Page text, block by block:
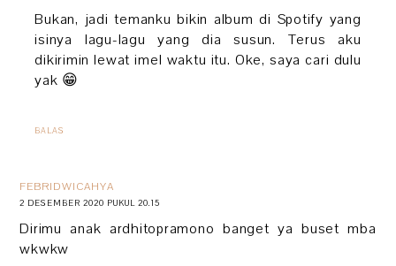
Bukan, jadi temanku bikin album di Spotify yang
isinya lagu-lagu yang dia susun. Terus aku
dikirimin lewat imel waktu itu. Oke, saya cari dulu
yak 😁
BALAS
FEBRIDWICAHYA
2 DESEMBER 2020 PUKUL 20.15
Dirimu anak ardhitopramono banget ya buset mba
wkwkw